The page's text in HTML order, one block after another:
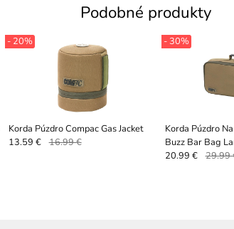
Podobné produkty
Korda Púzdro Compac Gas Jacket
- 20%
13.59 € 16.99 €
Korda Púzdro
Buzz Bar Bag
- 30%
20.99 € 29.99